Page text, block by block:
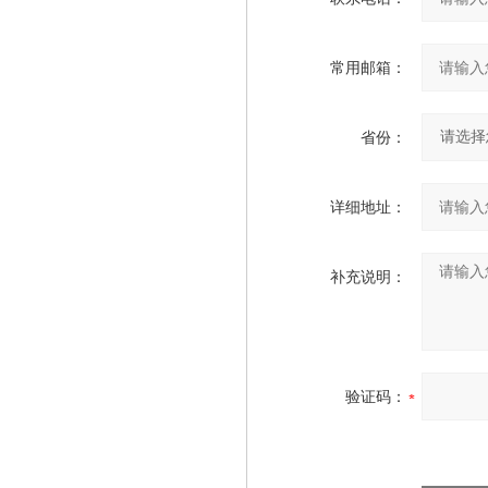
常用邮箱：
省份：
详细地址：
补充说明：
验证码：